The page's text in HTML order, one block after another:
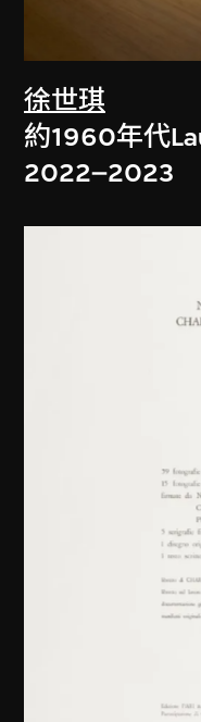
徐世琪
約1960年代
2022–2023